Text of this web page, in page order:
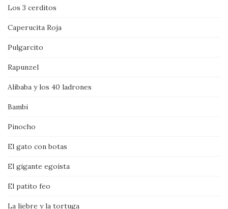
Los 3 cerditos
Caperucita Roja
Pulgarcito
Rapunzel
Alibaba y los 40 ladrones
Bambi
Pinocho
El gato con botas
El gigante egoísta
El patito feo
La liebre y la tortuga